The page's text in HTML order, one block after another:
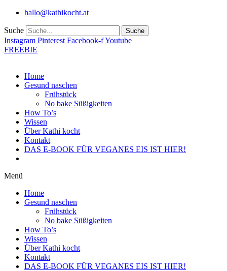
Zum
wechseln
hallo@kathikocht.at
Suche Suche
Instagram Pinterest Facebook-fYoutube
FREEBIE
Home
Gesund naschen
Frühstück
No bake Süßigkeiten
How To’s
Wissen
Über Kathi kocht
Kontakt
DAS E-BOOK FÜR VEGANES EIS IST HIER!
Menü
Home
Gesund naschen
Frühstück
No bake Süßigkeiten
How To’s
Wissen
Über Kathi kocht
Kontakt
DAS E-BOOK FÜR VEGANES EIS IST HIER!